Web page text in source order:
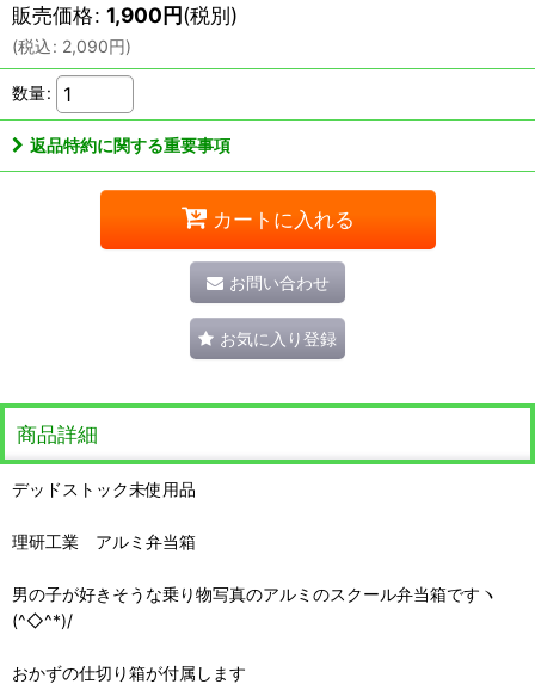
販売価格: 1,900円(税別)
(税込: 2,090円)
数量:
返品特約に関する重要事項
カートに入れる
お問い合わせ
お気に入り登録
商品詳細
デッドストック未使用品
理研工業 アルミ弁当箱
男の子が好きそうな乗り物写真のアルミのスクール弁当箱ですヽ
(^◇^*)/
おかずの仕切り箱が付属します